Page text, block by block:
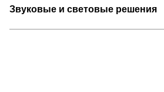
Звуковые и световые решения